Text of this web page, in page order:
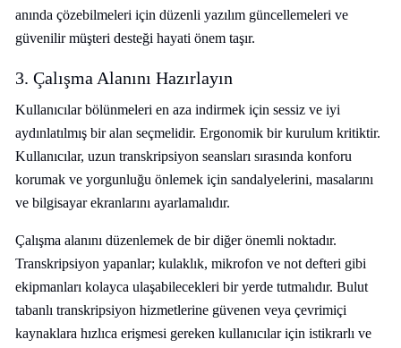
anında çözebilmeleri için düzenli yazılım güncellemeleri ve
güvenilir müşteri desteği hayati önem taşır.
3. Çalışma Alanını Hazırlayın
Kullanıcılar bölünmeleri en aza indirmek için sessiz ve iyi
aydınlatılmış bir alan seçmelidir. Ergonomik bir kurulum kritiktir.
Kullanıcılar, uzun transkripsiyon seansları sırasında konforu
korumak ve yorgunluğu önlemek için sandalyelerini, masalarını
ve bilgisayar ekranlarını ayarlamalıdır.
Çalışma alanını düzenlemek de bir diğer önemli noktadır.
Transkripsiyon yapanlar; kulaklık, mikrofon ve not defteri gibi
ekipmanları kolayca ulaşabilecekleri bir yerde tutmalıdır. Bulut
tabanlı transkripsiyon hizmetlerine güvenen veya çevrimiçi
kaynaklara hızlıca erişmesi gereken kullanıcılar için istikrarlı ve